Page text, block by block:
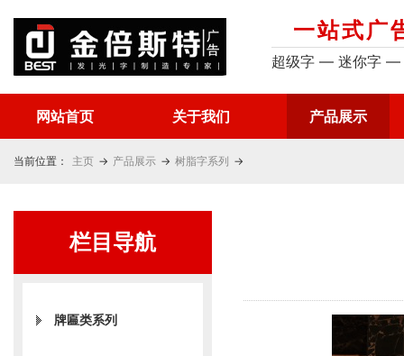
一站式广
超级字 — 迷你字
网站首页 关于我们 产品展示
当前位置： 主页 → 产品展示 → 树脂字系列 →
栏目导航
牌匾类系列